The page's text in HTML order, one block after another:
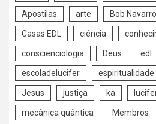
Apostilas arte Bob Navarro
Casas EDL ciência
conscienciologia Deus edl
escoladelucifer espiritualidade
Jesus justiça ka
mecânica quântica Membros